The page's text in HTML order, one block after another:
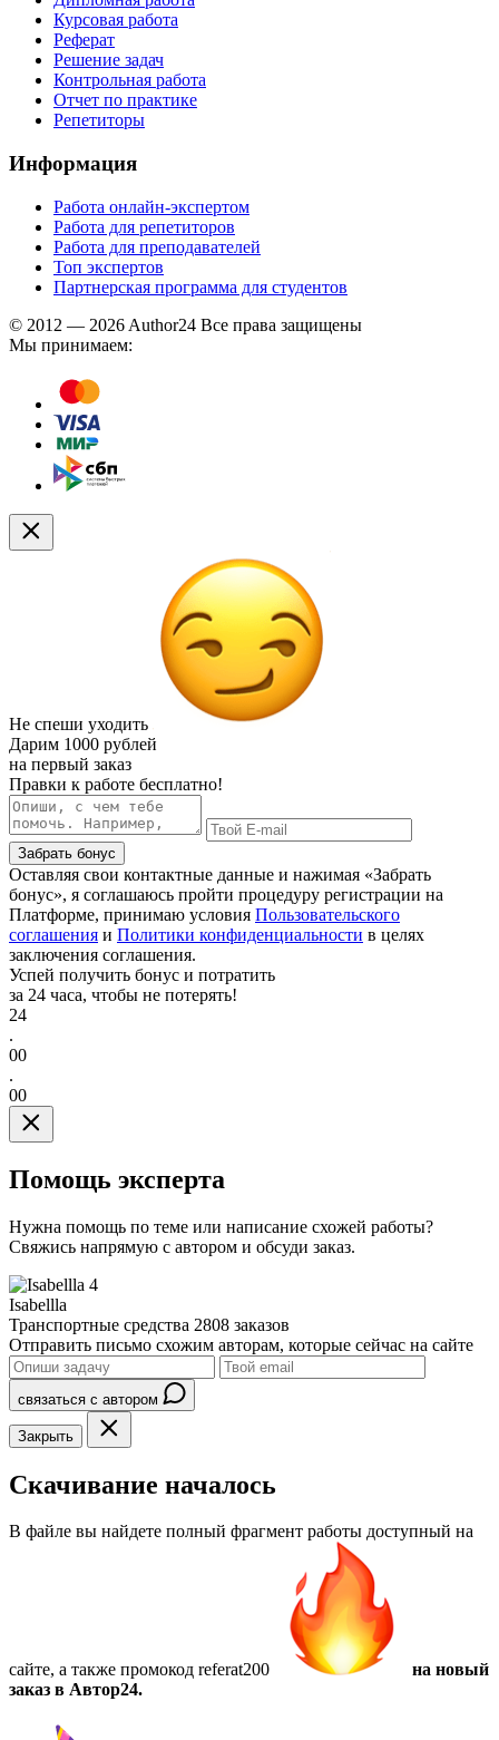
Курсовая работа
Реферат
Решение задач
Контрольная работа
Отчет по практике
Репетиторы
Информация
Работа онлайн-экспертом
Работа для репетиторов
Работа для преподавателей
Топ экспертов
Партнерская программа для студентов
© 2012 — 2026 Author24 Все права защищены
Мы принимаем:
Не спеши уходить
Дарим 1000 рублей
на первый заказ
Правки к работе бесплатно!
Забрать бонус
Оставляя свои контактные данные и нажимая «Забрать
бонус», я соглашаюсь пройти процедуру регистрации на
Платформе, принимаю условия Пользовательского
соглашения и Политики конфиденциальности в целях
заключения соглашения.
Успей получить бонус и потратить
за 24 часа, чтобы не потерять!
24
.
00
.
00
Помощь эксперта
Нужна помощь по теме или написание схожей работы?
Свяжись напрямую с автором и обсуди заказ.
4
Isabellla
Транспортные средства 2808 заказов
Отправить письмо схожим авторам, которые сейчас на сайте
связаться с автором
Закрыть
Скачивание началось
В файле вы найдете полный фрагмент работы доступный на
сайте, а также промокод referat200
на новый
заказ в Автор24.